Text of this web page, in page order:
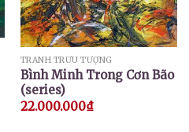
TRANH TRỪU TƯỢNG
Bình Minh Trong Cơn Bão
(series)
22.000.000₫